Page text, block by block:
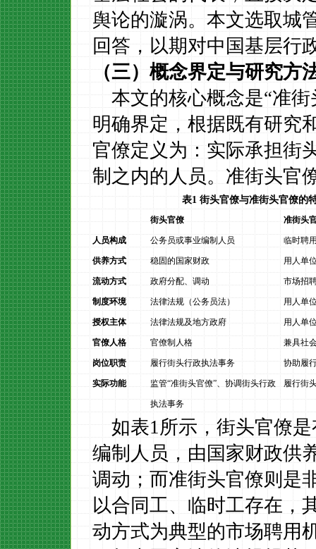
舆论的漩涡。本文选取城
回答，以期对中国基层行
（三）概念界定与研究方
本文的核心概念是“准
明确界定，根据既有研究
官僚定义为：实际承担街
制之内的人员。准街头官
表1 街头官僚与准街头官僚的
街头官僚 准街头
人员构成 公务员或事业编制人员 临时聘
供养方式 稳固的国家财政 用人单
流动方式 政府分配、调动 市场招
制度环境 法律法规（公务员法） 用人单
授权主体 法律法规及地方政府 用人单
官僚人格 官僚制人格 兼具社
岗位职责 履行街头行政执法事务 协助履
实际功能 监管“准街头官僚”、协调街头行政
执法事务
履行街
如表1所示，街头官僚
编制人员，由国家财政供
调动；而准街头官僚则是
以合同工、临时工存在，
动方式为典型的市场聘用